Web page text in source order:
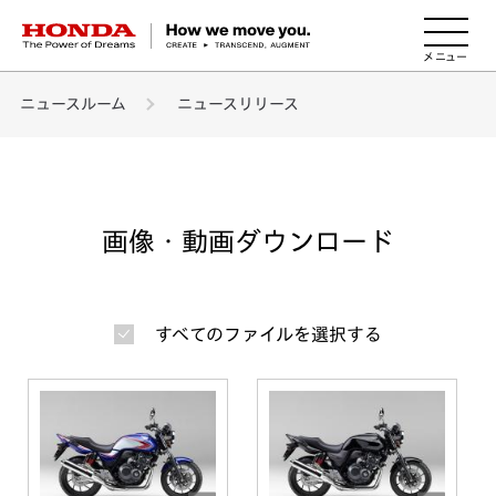
HONDA The Power of Dreams
ニュースルーム ニュースリリース
画像・動画ダウンロード
すべてのファイルを選択する